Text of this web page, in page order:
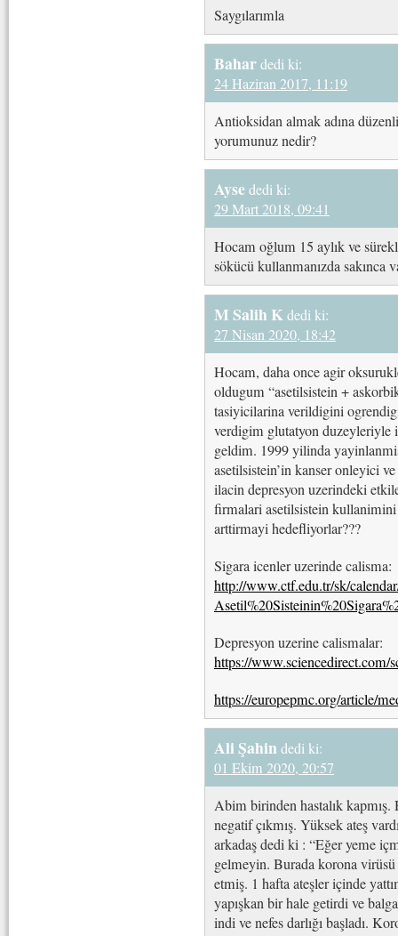
Saygılarımla
Bahardedi ki:
24 Haziran 2017, 11:19
Antioksidan almak adına
yorumunuz nedir?
Aysededi ki:
29 Mart 2018, 09:41
Hocam oğlum 15 aylık ve
sökücü kullanmanızda sakınca
M Salih Kdedi ki:
27 Nisan 2020, 18:42
Hocam, daha once agir
oldugum “asetilsistein +
tasiyicilarina verildigini
verdigim glutatyon
geldim. 1999 yilinda
asetilsistein’in kanser onleyici
ilacin depresyon uzerindeki
firmalari asetilsistein
arttirmayi hedefliyorlar???
Sigara icenler uzerinde calisma:
http://www.ctf.edu.tr/sk/
Depresyon uzerine calismalar:
https://www.sciencedirect.com/
https://europepmc.org/article/
Ali Şahindedi ki:
01 Ekim 2020, 20:57
Abim birinden hastalık kapmış.
negatif çıkmış. Yüksek ateş
arkadaş dedi ki : “Eğer yeme
gelmeyin. Burada korona
etmiş. 1 hafta ateşler içinde
yapışkan bir hale getirdi ve
indi ve nefes darlığı başladı.